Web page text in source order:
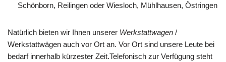
Schönborn, Reilingen oder Wiesloch, Mühlhausen, Östringen
Natürlich bieten wir Ihnen unserer Werkstattwagen /
Werkstattwägen auch vor Ort an. Vor Ort sind unsere Leute bei
bedarf innerhalb kürzester Zeit.Telefonisch zur Verfügung steht